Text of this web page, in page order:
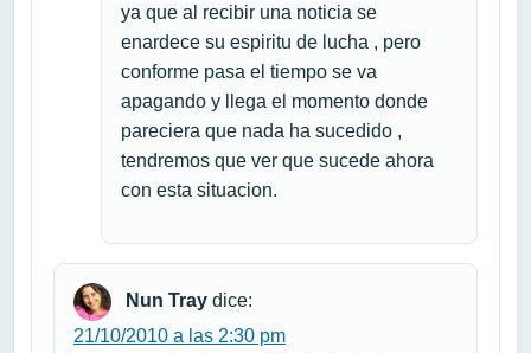
ya que al recibir una noticia se
enardece su espiritu de lucha , pero
conforme pasa el tiempo se va
apagando y llega el momento donde
pareciera que nada ha sucedido ,
tendremos que ver que sucede ahora
con esta situacion.
Nun Tray dice:
21/10/2010 a las 2:30 pm